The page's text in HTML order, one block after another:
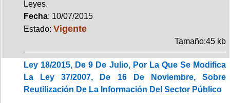
Leyes.
Fecha: 10/07/2015
Estado: Vigente
Tamaño:45 kb
Ley 18/2015, De 9 De Julio, Por La Que Se Modifica
La Ley 37/2007, De 16 De Noviembre, Sobre
Reutilización De La Información Del Sector Público